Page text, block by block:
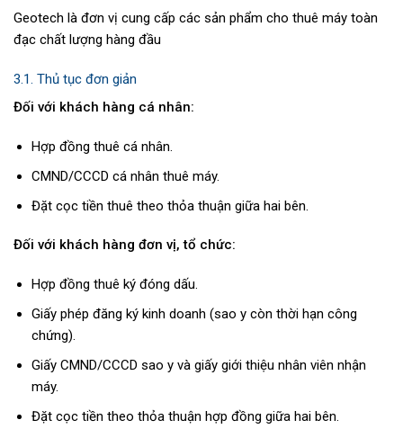
Geotech là đơn vị cung cấp các sản phẩm cho thuê máy toàn
đạc chất lượng hàng đầu
3.1. Thủ tục đơn giản
Đối với khách hàng cá nhân:
Hợp đồng thuê cá nhân.
CMND/CCCD cá nhân thuê máy.
Đặt cọc tiền thuê theo thỏa thuận giữa hai bên.
Đối với khách hàng đơn vị, tổ chức:
Hợp đồng thuê ký đóng dấu.
Giấy phép đăng ký kinh doanh (sao y còn thời hạn công
chứng).
Giấy CMND/CCCD sao y và giấy giới thiệu nhân viên nhận
máy.
Đặt cọc tiền theo thỏa thuận hợp đồng giữa hai bên.